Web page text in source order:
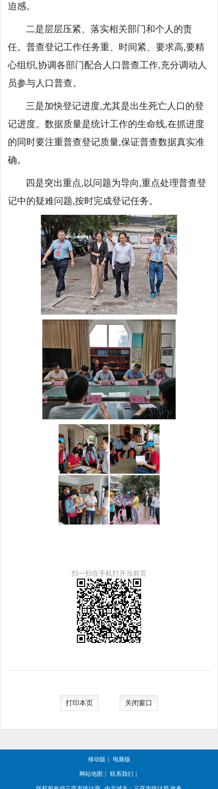
迫感。
二是层层压紧、落实相关部门和个人的责
任。普查登记工作任务重、时间紧、要求高,要精
心组织,协调各部门配合人口普查工作,充分调动人
员参与人口普查。
三是加快登记进度,尤其是出生死亡人口的登
记进度。 数据质量是统计工作的生命线,在抓进度
的同时要注重普查登记质量,保证普查数据真实准
确。
四是突出重点,以问题为导向,重点处理普查登
记中的疑难问题,按时完成登记任务。
扫一扫在手机打开当前页
打印本页 关闭窗口
移动版 ｜ 电脑版
网站地图 ｜ 联系我们 ｜